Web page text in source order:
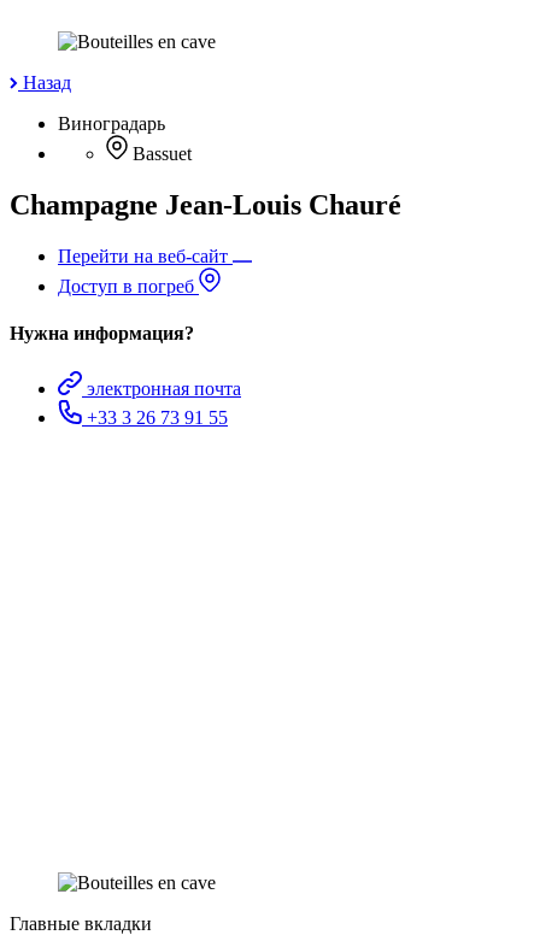
Назад
Виноградарь
Bassuet
Champagne Jean-Louis Chauré
Перейти на веб-сайт
Доступ в погреб
Нужна информация?
электронная почта
+33 3 26 73 91 55
Главные вкладки